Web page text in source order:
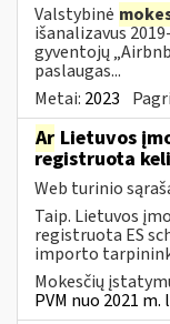
Valstybinė
išanalizavus
gyventojų
paslaugas...
Metai: 2023
Ar Lietuvos
registruota
Web turinio
Taip. Lietuvos
registruota ES
importo
Mokesčių
PVM nuo 2021 m.